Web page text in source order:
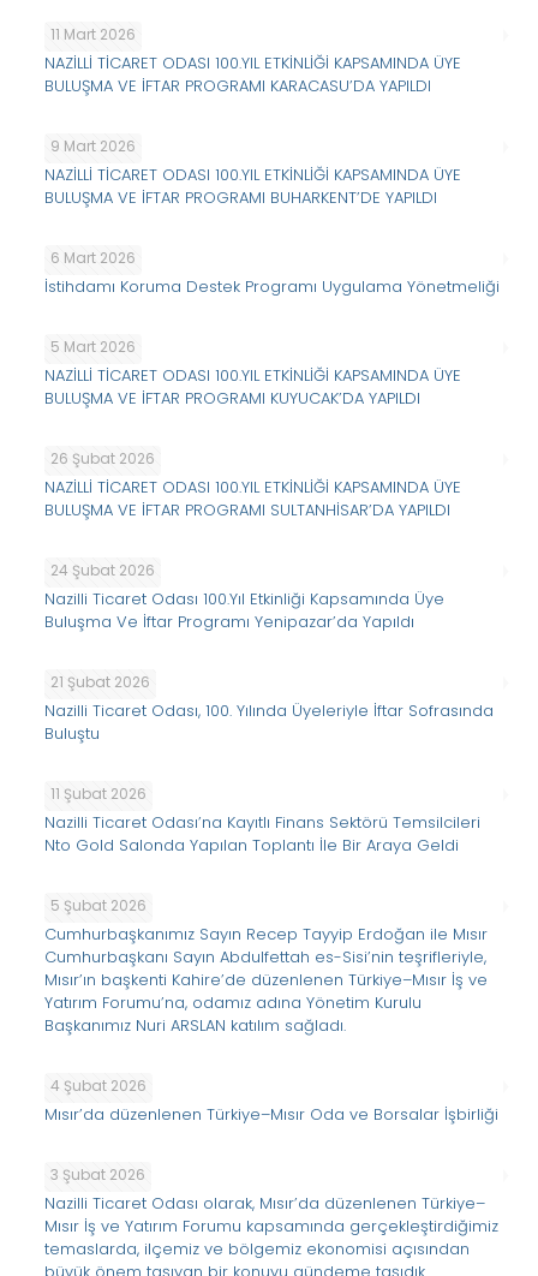
11 Mart 2026
NAZİLLİ TİCARET ODASI 100.YIL ETKİNLİĞİ KAPSAMINDA ÜYE
BULUŞMA VE İFTAR PROGRAMI KARACASU’DA YAPILDI
9 Mart 2026
NAZİLLİ TİCARET ODASI 100.YIL ETKİNLİĞİ KAPSAMINDA ÜYE
BULUŞMA VE İFTAR PROGRAMI BUHARKENT’DE YAPILDI
6 Mart 2026
İstihdamı Koruma Destek Programı Uygulama Yönetmeliği
5 Mart 2026
NAZİLLİ TİCARET ODASI 100.YIL ETKİNLİĞİ KAPSAMINDA ÜYE
BULUŞMA VE İFTAR PROGRAMI KUYUCAK’DA YAPILDI
26 Şubat 2026
NAZİLLİ TİCARET ODASI 100.YIL ETKİNLİĞİ KAPSAMINDA ÜYE
BULUŞMA VE İFTAR PROGRAMI SULTANHİSAR’DA YAPILDI
24 Şubat 2026
Nazilli Ticaret Odası 100.Yıl Etkinliği Kapsamında Üye
Buluşma Ve İftar Programı Yenipazar’da Yapıldı
21 Şubat 2026
Nazilli Ticaret Odası, 100. Yılında Üyeleriyle İftar Sofrasında
Buluştu
11 Şubat 2026
Nazilli Ticaret Odası’na Kayıtlı Finans Sektörü Temsilcileri
Nto Gold Salonda Yapılan Toplantı İle Bir Araya Geldi
5 Şubat 2026
Cumhurbaşkanımız Sayın Recep Tayyip Erdoğan ile Mısır
Cumhurbaşkanı Sayın Abdulfettah es-Sisi’nin teşrifleriyle,
Mısır’ın başkenti Kahire’de düzenlenen Türkiye–Mısır İş ve
Yatırım Forumu’na, odamız adına Yönetim Kurulu
Başkanımız Nuri ARSLAN katılım sağladı.
4 Şubat 2026
Mısır’da düzenlenen Türkiye–Mısır Oda ve Borsalar İşbirliği
3 Şubat 2026
Nazilli Ticaret Odası olarak, Mısır’da düzenlenen Türkiye–
Mısır İş ve Yatırım Forumu kapsamında gerçekleştirdiğimiz
temaslarda, ilçemiz ve bölgemiz ekonomisi açısından